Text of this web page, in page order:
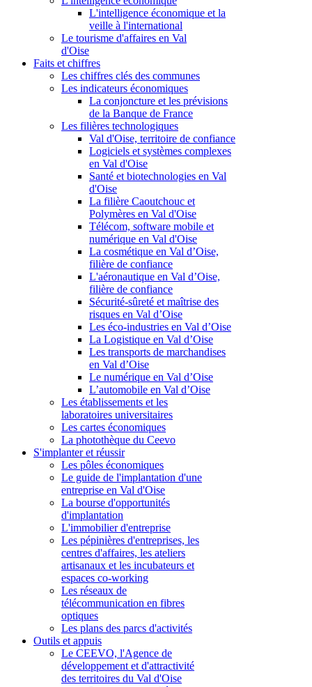
L'intelligence économique et la
veille à l'international
Le tourisme d'affaires en Val
d'Oise
Faits et chiffres
Les chiffres clés des communes
Les indicateurs économiques
La conjoncture et les prévisions
de la Banque de France
Les filières technologiques
Val d'Oise, territoire de confiance
Logiciels et systèmes complexes
en Val d'Oise
Santé et biotechnologies en Val
d'Oise
La filière Caoutchouc et
Polymères en Val d'Oise
Télécom, software mobile et
numérique en Val d'Oise
La cosmétique en Val d’Oise,
filière de confiance
L'aéronautique en Val d’Oise,
filière de confiance
Sécurité-sûreté et maîtrise des
risques en Val d’Oise
Les éco-industries en Val d’Oise
La Logistique en Val d’Oise
Les transports de marchandises
en Val d’Oise
Le numérique en Val d’Oise
L’automobile en Val d’Oise
Les établissements et les
laboratoires universitaires
Les cartes économiques
La photothèque du Ceevo
S'implanter et réussir
Les pôles économiques
Le guide de l'implantation d'une
entreprise en Val d'Oise
La bourse d'opportunités
d'implantation
L'immobilier d'entreprise
Les pépinières d'entreprises, les
centres d'affaires, les ateliers
artisanaux et les incubateurs et
espaces co-working
Les réseaux de
télécommunication en fibres
optiques
Les plans des parcs d'activités
Outils et appuis
Le CEEVO, l'Agence de
développement et d'attractivité
des territoires du Val d'Oise